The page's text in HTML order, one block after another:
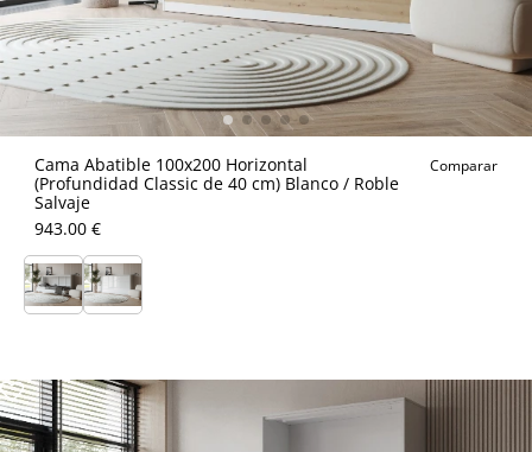
Cama Abatible 100x200 Horizontal
(Profundidad Classic de 40 cm) Blanco / Roble
Salvaje
Comparar
943.00 €